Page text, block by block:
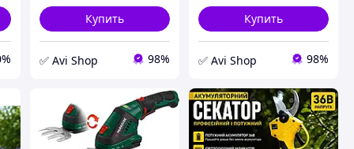
Купить
✅ Avi Shop 98%
Купить
✅ Avi Shop 98%